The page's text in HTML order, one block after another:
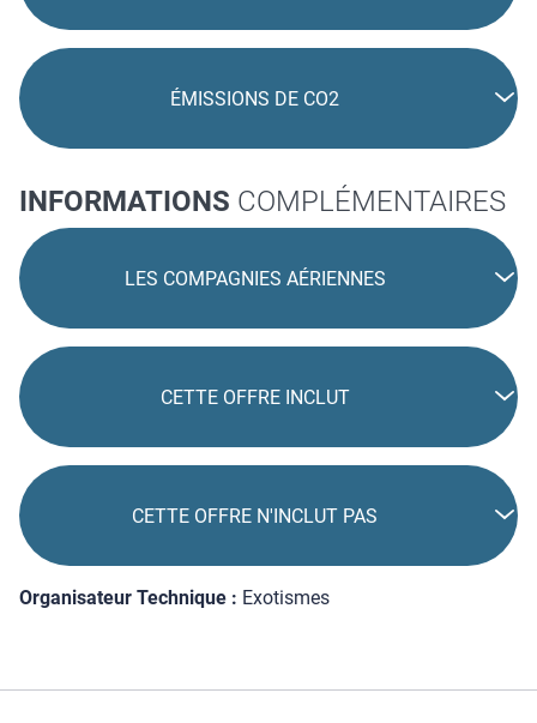
ÉMISSIONS DE CO2
INFORMATIONS COMPLÉMENTAIRES
LES COMPAGNIES AÉRIENNES
CETTE OFFRE INCLUT
CETTE OFFRE N'INCLUT PAS
Organisateur Technique : Exotismes